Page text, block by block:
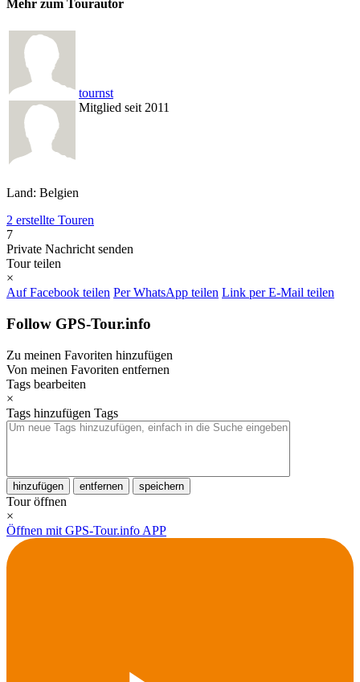
Mehr zum Tourautor
tournst
Mitglied seit 2011
Land: Belgien
2 erstellte Touren
7
Private Nachricht senden
Tour teilen
×
Auf Facebook teilen Per WhatsApp teilen Link per E-Mail teilen
Follow GPS-Tour.info
Zu meinen Favoriten hinzufügen
Von meinen Favoriten entfernen
Tags bearbeiten
×
Tags hinzufügen Tags
hinzufügen entfernen speichern
Tour öffnen
×
Öffnen mit GPS-Tour.info APP